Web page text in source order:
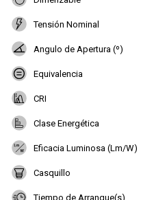
Tensión Nominal
Angulo de Apertura (º)
Equivalencia
CRI
Clase Energética
Eficacia Luminosa (Lm/W)
Casquillo
Tiempo de Arranque(s)